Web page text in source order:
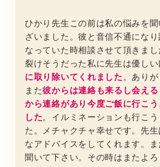
ひかり先生この前は私の悩みを
ざいました。彼と音信不通にな
なっていた時相談させて頂きま
裂けそうだった私に先生は優し
に取り除いてくれました 。ありが
また彼からは連絡も来るし会え
から連絡があり今度ご飯に行こ
した。イルミネーションも行こ
た。メチャクチャ幸せです。先
なアドバイスをしてくれます。
聞いて下さい。その時はまたよろ